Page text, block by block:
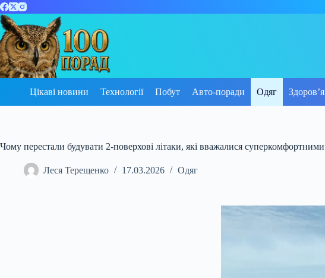
Перейти
до
вмісту
Цікаві новини Технології Побут Авто-поради Одяг Здоров’я
Чому перестали будувати 2-поверхові літаки, які вважалися суперкомфортними
Леся Терещенко 17.03.2026 Одяг